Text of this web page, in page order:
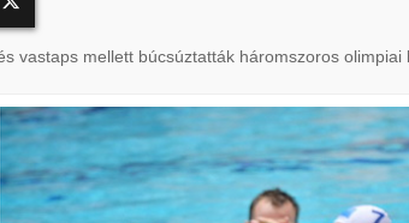
vastaps mellett búcsúztatták háromszoros olimpiai